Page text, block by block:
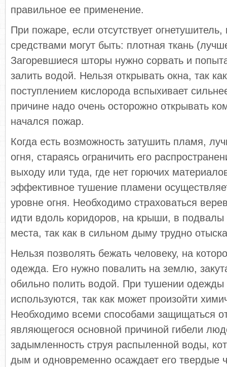
правильное ее применение.
При пожаре, если отсутствует
средствами могут быть: плотная ткань
Загоревшиеся шторы нужно сорвать и
залить водой. Нельзя открывать окна, так
поступлением кислорода вспыхивает
причине надо очень осторожно открывать
начался пожар.
Когда есть возможность затушить пламя,
огня, стараясь ограничить его
выходу или туда, где нет горючих
эффективное тушение пламени
уровне огня. Необходимо страховаться
идти вдоль коридоров, на крыши, в подвалы
места, так как в сильном дыму трудно
Нельзя позволять бежать человеку, на
одежда. Его нужно повалить на землю,
обильно полить водой. При тушении одежды
используются, так как может произойти
Необходимо всеми способами защищаться
являющегося основной причиной гибели
задымленность струя распыленной воды,
дым и одновременно осаждает его твердые